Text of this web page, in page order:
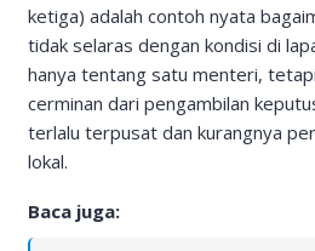
ketiga) adalah contoh nyata
tidak selaras dengan kondisi di
hanya tentang satu menteri,
cerminan dari pengambilan
terlalu terpusat dan kurangnya
lokal.
Baca juga: